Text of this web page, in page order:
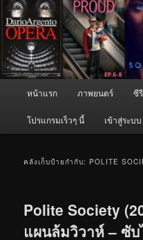
หน้าแรก ภาพยนตร์ ซี
โปรแกรมเร็วๆ นี้ เข้าสู่ระบบ
คลังเก็บป้ายกำกับ: POLITE
Polite Society
แผนล้มวิวาห์ – ซับ